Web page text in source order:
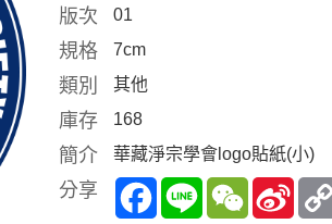
版次 01
規格 7cm
類別 其他
庫存 168
簡介 華藏淨宗學會logo貼紙(小)
分享 Facebook
Line WeChatSina
Weibo
Copy
Link